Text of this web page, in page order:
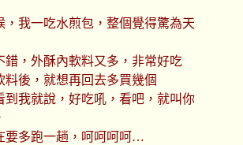
，我一吃水煎包，整個覺得驚為天
錯，外酥內軟料又多，非常好吃
料後，就想再回去多買幾個
到我就說，好吃吼，看吧，就叫你
要多跑一趟，呵呵呵呵…